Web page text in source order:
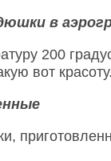
200
вот